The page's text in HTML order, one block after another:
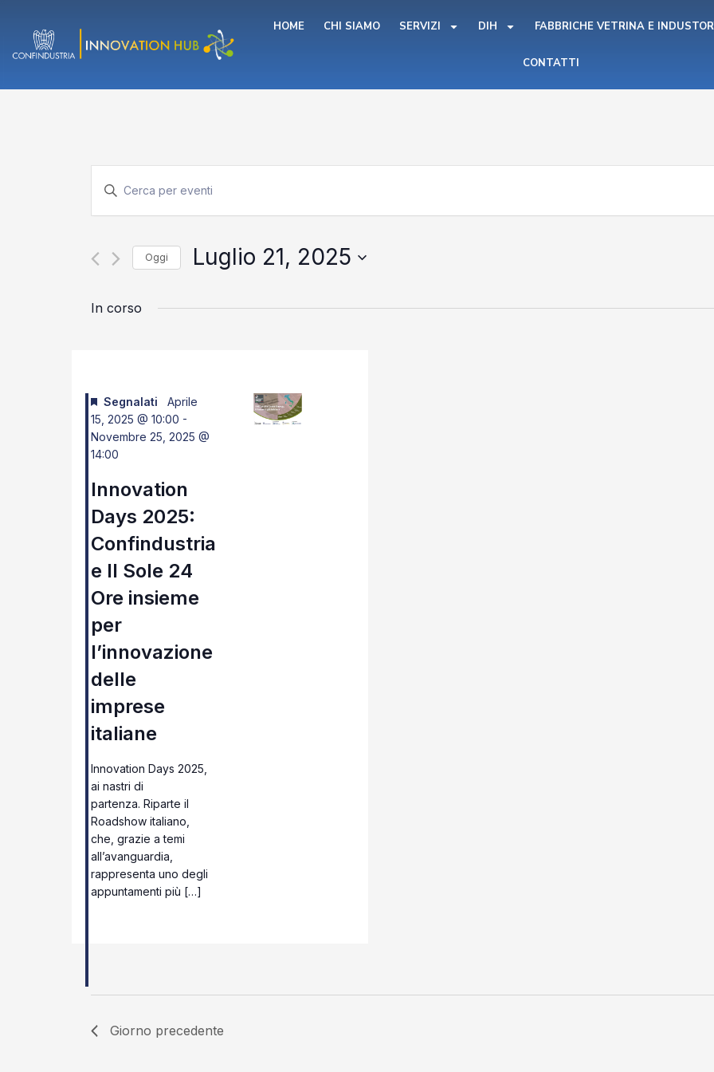
contenuto
HOME CHI SIAMO SERVIZI DIH FABBRICHE VETRINA E
CONTATTI
Eventi
Ricerca
Navigazione
Inserisci
Parola
Chiave.
per
Oggi Luglio 21, 2025
data.
In corso
Segnalati
Aprile
15, 2025 @ 10:00 -
Novembre 25, 2025 @
14:00
Innovation
Days 2025:
Confindustria
e Il Sole 24
Ore insieme
per
l’innovazione
delle
imprese
italiane
Innovation Days 2025,
ai nastri di
partenza. Riparte il
Roadshow italiano,
che, grazie a temi
all’avanguardia,
rappresenta uno degli
appuntamenti più […]
Giorno precedente